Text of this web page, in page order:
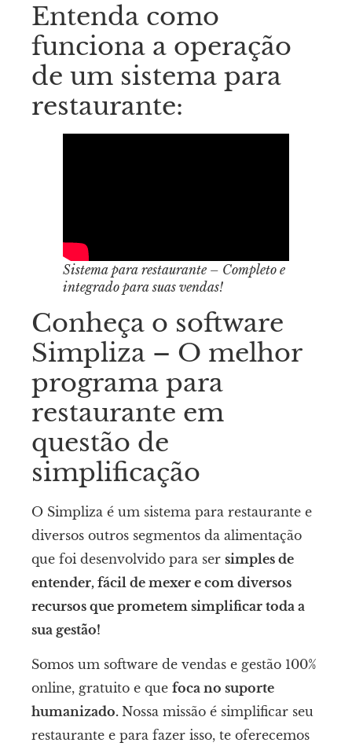
Entenda como
funciona a operação
de um sistema para
restaurante:
Sistema para restaurante – Completo e
integrado para suas vendas!
Conheça o software
Simpliza – O melhor
programa para
restaurante em
questão de
simplificação
O Simpliza é um sistema para restaurante e
diversos outros segmentos da alimentação
que foi desenvolvido para ser simples de
entender, fácil de mexer e com diversos
recursos que prometem simplificar toda a
sua gestão!
Somos um software de vendas e gestão 100%
online, gratuito e que foca no suporte
humanizado. Nossa missão é simplificar seu
restaurante e para fazer isso, te oferecemos